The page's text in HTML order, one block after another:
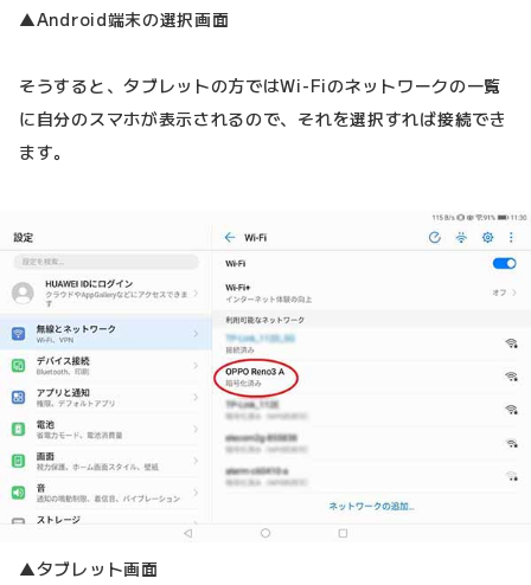
▲Android端末の選択画面
そうすると、タブレットの方ではWi-Fiのネットワークの一覧
に自分のスマホが表示されるので、それを選択すれば接続でき
ます。
▲タブレット画面